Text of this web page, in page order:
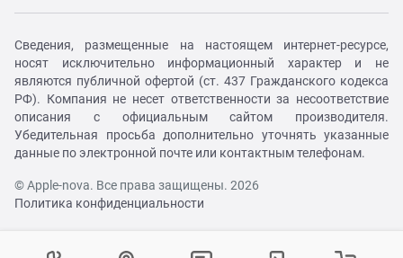
Сведения, размещенные на настоящем интернет-ресурсе,
носят исключительно информационный характер и не
являются публичной офертой (ст. 437 Гражданского кодекса
РФ). Компания не несет ответственности за несоответствие
описания с официальным сайтом производителя.
Убедительная просьба дополнительно уточнять указанные
данные по электронной почте или контактным телефонам.
© Apple-nova. Все права защищены. 2026
Политика конфиденциальности
Как вам удобнее с нами связаться?
Войти в личный кабинет